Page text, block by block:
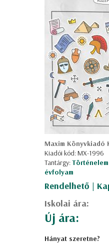
Maxim Könyvkiadó
Kiadói kód: MX-1996
Tantárgy:Történelem
évfolyam
Rendelhető |
Iskolai ára:
Új ára:
Hányat szeretne?